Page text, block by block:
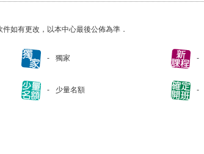
如有更改，以本中心最後公佈為準．
獨家
少量名額